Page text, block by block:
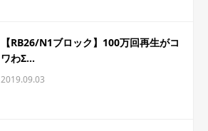
【RB26/N1ブロック】100万回再生がコ
ワわΣ...
2019.09.03